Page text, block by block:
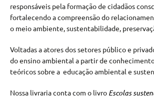
responsáveis pela formação de cidadãos
fortalecendo a compreensão do
o meio ambiente, sustentabilidade,
Voltadas a atores dos setores público e
do ensino ambiental a partir de
teóricos sobre a educação ambiental e
Nossa livraria conta com o livro Escolas